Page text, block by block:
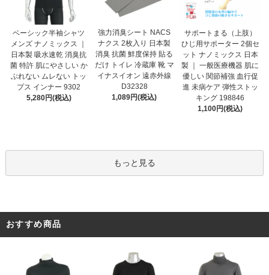
ベーシック半袖シャツ
メンズ ナノミックス ｜
日本製 吸水速乾 消臭抗
菌 特許 肌にやさしい か
ぶれない ムレない トッ
プス インナー 9302
5,280円(税込)
強力消臭シート NACS
ナクス 2枚入り 日本製
消臭 抗菌 鮮度保持 貼る
だけ トイレ 冷蔵庫 靴 マ
イナスイオン 遠赤外線
D32328
1,089円(税込)
サポートまる（上肢）
ひじ用サポーター 2個セ
ット ナノミックス 日本
製 ｜ 一般医療機器 肌に
優しい 関節補強 血行促
進 未病ケア 弾性ストッ
キング 198846
1,100円(税込)
もっと見る
おすすめ商品